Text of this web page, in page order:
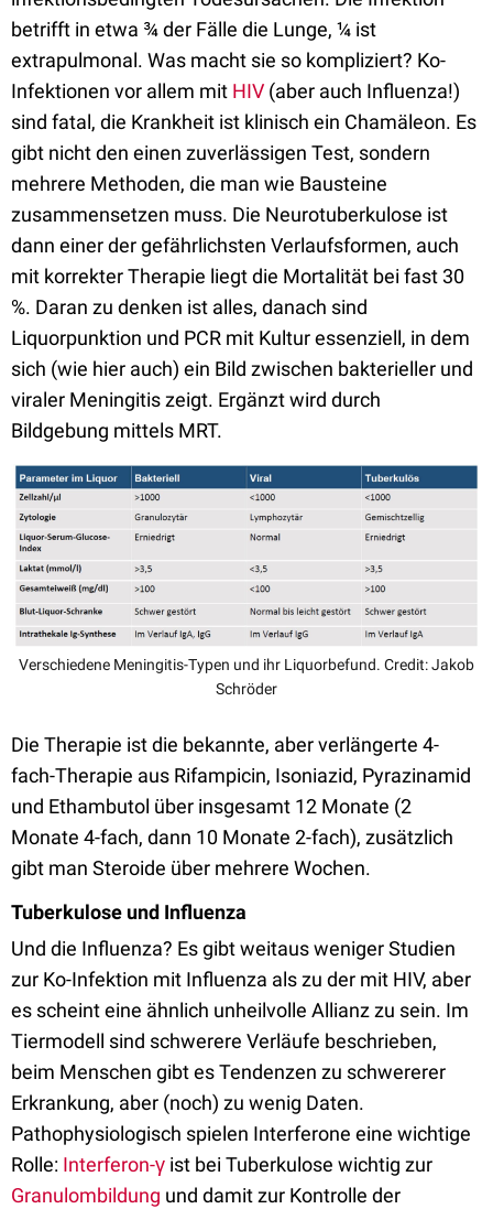
betrifft in etwa ¾ der Fälle die Lunge, ¼ ist
extrapulmonal. Was macht sie so kompliziert? Ko-
Infektionen vor allem mit HIV (aber auch Influenza!)
sind fatal, die Krankheit ist klinisch ein Chamäleon. Es
gibt nicht den einen zuverlässigen Test, sondern
mehrere Methoden, die man wie Bausteine
zusammensetzen muss. Die Neurotuberkulose ist
dann einer der gefährlichsten Verlaufsformen, auch
mit korrekter Therapie liegt die Mortalität bei fast 30
%. Daran zu denken ist alles, danach sind
Liquorpunktion und PCR mit Kultur essenziell, in dem
sich (wie hier auch) ein Bild zwischen bakterieller und
viraler Meningitis zeigt. Ergänzt wird durch
Bildgebung mittels MRT.
Verschiedene Meningitis-Typen und ihr Liquorbefund. Credit: Jakob
Schröder
Die Therapie ist die bekannte, aber verlängerte 4-
fach-Therapie aus Rifampicin, Isoniazid, Pyrazinamid
und Ethambutol über insgesamt 12 Monate (2
Monate 4-fach, dann 10 Monate 2-fach), zusätzlich
gibt man Steroide über mehrere Wochen.
Tuberkulose und Influenza
Und die Influenza? Es gibt weitaus weniger Studien
zur Ko-Infektion mit Influenza als zu der mit HIV, aber
es scheint eine ähnlich unheilvolle Allianz zu sein. Im
Tiermodell sind schwerere Verläufe beschrieben,
beim Menschen gibt es Tendenzen zu schwererer
Erkrankung, aber (noch) zu wenig Daten.
Pathophysiologisch spielen Interferone eine wichtige
Rolle: Interferon-γ ist bei Tuberkulose wichtig zur
Granulombildung und damit zur Kontrolle der